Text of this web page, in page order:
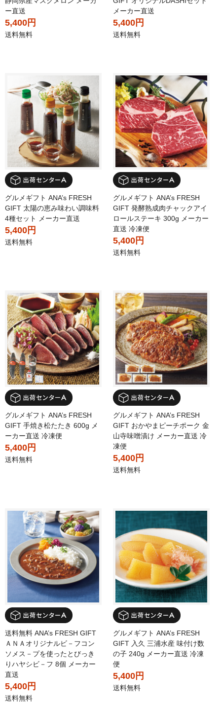
ー直送
5,400円
送料無料
メーカー直送
5,400円
送料無料
グルメギフト ANA’s FRESH
GIFT 太陽の恵み味わい調味料
4種セット メーカー直送
5,400円
送料無料
グルメギフト ANA’s FRESH
GIFT 発酵熟成肉チャックアイ
ロールステーキ 300g メーカー
直送 冷凍便
5,400円
送料無料
グルメギフト ANA’s FRESH
GIFT 手焼き松たたき 600g メ
ーカー直送 冷凍便
5,400円
送料無料
グルメギフト ANA’s FRESH
GIFT おかやまピーチポーク 金
山寺味噌漬け メーカー直送 冷
凍便
5,400円
送料無料
送料無料 ANA’s FRESH GIFT
ＡＮＡオリジナルビ－フコン
ソメス－プを使ったとびっき
りハヤシビ－フ 8個 メーカー
直送
5,400円
送料無料
グルメギフト ANA’s FRESH
GIFT 入久 三浦水産 味付け数
の子 240g メーカー直送 冷凍
便
5,400円
送料無料